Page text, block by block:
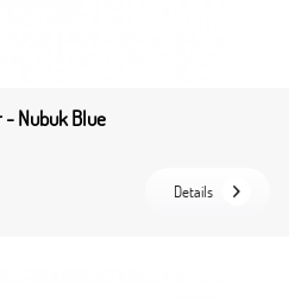
- Nubuk Blue
Details